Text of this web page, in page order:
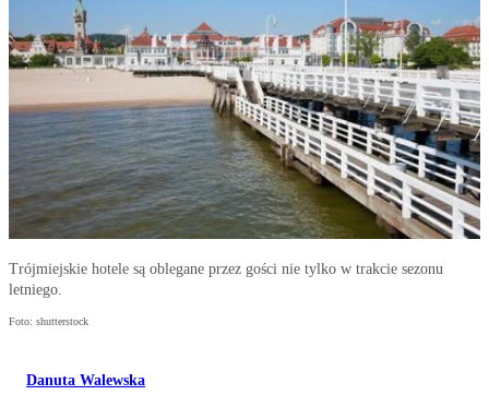
Trójmiejskie hotele są oblegane przez gości nie tylko w trakcie sezonu
letniego.
Foto: shutterstock
Danuta Walewska